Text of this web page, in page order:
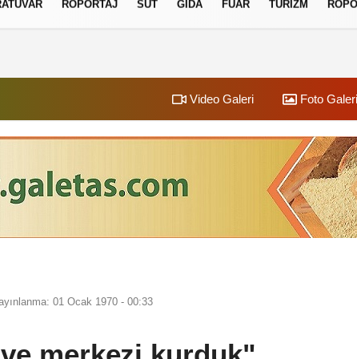
RÖPORTAJ SÜT GIDA FUAR TURIZM
Video Galeri Foto Galeri
01 Ocak 1970 - 00:33